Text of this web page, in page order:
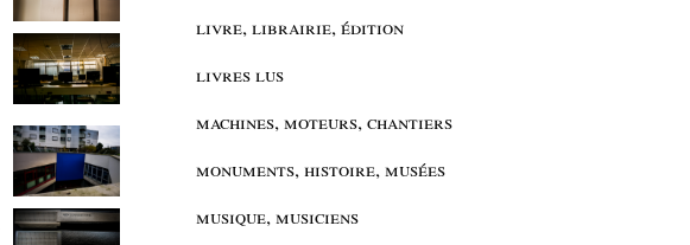
livre, librairie, édition
livres lus
machines, moteurs, chantiers
monuments, histoire, musées
musique, musiciens